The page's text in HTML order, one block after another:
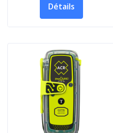
Détails